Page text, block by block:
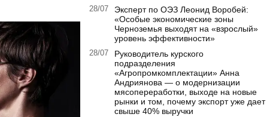
28/07
Эксперт по ОЭЗ Леонид Воробей:
«Особые экономические зоны
Черноземья выходят на «взрослый»
уровень эффективности»
28/07
Руководитель курского
подразделения
«Агропромкомплектации» Анна
Андриянова — о модернизации
мясопереработки, выходе на новые
рынки и том, почему экспорт уже дает
свыше 40% выручки